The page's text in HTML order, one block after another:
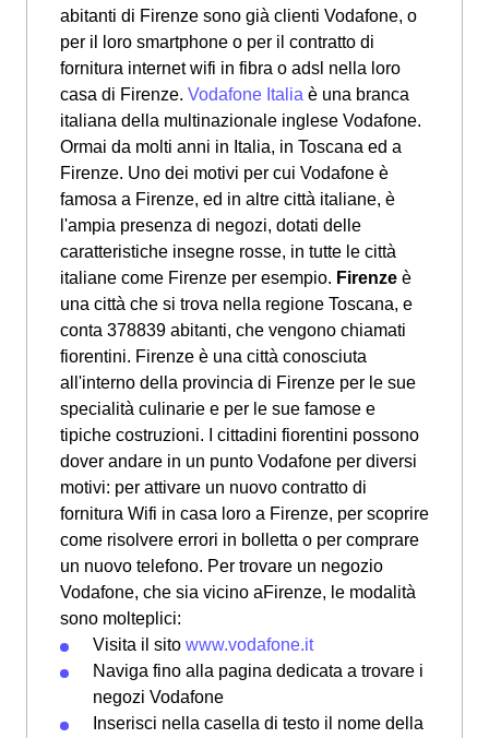
abitanti di Firenze sono già clienti Vodafone, o
per il loro smartphone o per il contratto di
fornitura internet wifi in fibra o adsl nella loro
casa di Firenze. Vodafone Italia è una branca
italiana della multinazionale inglese Vodafone.
Ormai da molti anni in Italia, in Toscana ed a
Firenze. Uno dei motivi per cui Vodafone è
famosa a Firenze, ed in altre città italiane, è
l'ampia presenza di negozi, dotati delle
caratteristiche insegne rosse, in tutte le città
italiane come Firenze per esempio. Firenze è
una città che si trova nella regione Toscana, e
conta 378839 abitanti, che vengono chiamati
fiorentini. Firenze è una città conosciuta
all'interno della provincia di Firenze per le sue
specialità culinarie e per le sue famose e
tipiche costruzioni. I cittadini fiorentini possono
dover andare in un punto Vodafone per diversi
motivi: per attivare un nuovo contratto di
fornitura Wifi in casa loro a Firenze, per scoprire
come risolvere errori in bolletta o per comprare
un nuovo telefono. Per trovare un negozio
Vodafone, che sia vicino aFirenze, le modalità
sono molteplici:
Visita il sito www.vodafone.it
Naviga fino alla pagina dedicata a trovare i
negozi Vodafone
Inserisci nella casella di testo il nome della